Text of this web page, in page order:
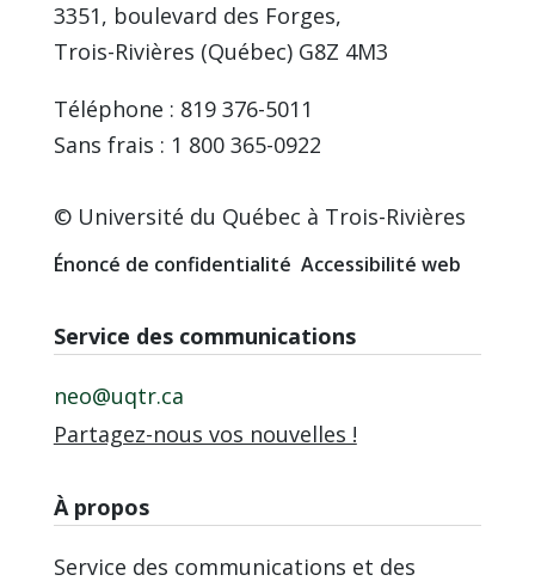
3351, boulevard des Forges,
Trois-Rivières (Québec) G8Z 4M3
Téléphone : 819 376-5011
Sans frais : 1 800 365-0922
© Université du Québec à Trois-Rivières
Énoncé de confidentialité Accessibilité web
Service des communications
neo@uqtr.ca
Partagez-nous vos nouvelles !
À propos
Service des communications et des